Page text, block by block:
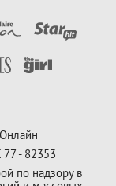
- 82353
по надзору в